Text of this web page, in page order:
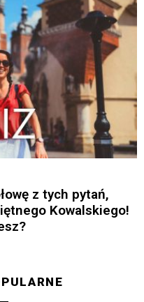
z tych pytań,
Kowalskiego!